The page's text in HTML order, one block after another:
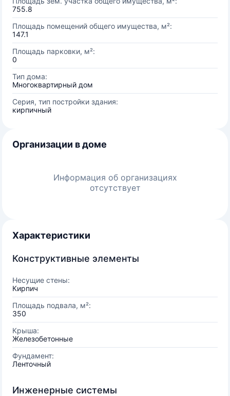
755.8
Площадь помещений общего имущества, м²:
147.1
Площадь парковки, м²:
0
Тип дома:
Многоквартирный дом
Серия, тип постройки здания:
кирпичный
Организации в доме
Информация об организациях
отсутствует
Характеристики
Конструктивные элементы
Несущие стены:
Кирпич
Площадь подвала, м²:
350
Крыша:
Железобетонные
Фундамент:
Ленточный
Инженерные системы